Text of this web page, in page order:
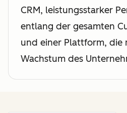
CRM, leistungsstarker
entlang der gesamten
und einer Plattform, die
Wachstum des